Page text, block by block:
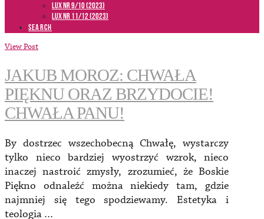
LUX NR 9/10 (2023)
LUX NR 11/12 (2023)
SEARCH
View Post
JAKUB MOROZ: CHWAŁA
PIĘKNU ORAZ BRZYDOCIE!
CHWAŁA PANU!
By dostrzec wszechobecną Chwałę, wystarczy
tylko nieco bardziej wyostrzyć wzrok, nieco
inaczej nastroić zmysły, zrozumieć, że Boskie
Piękno odnaleźć można niekiedy tam, gdzie
najmniej się tego spodziewamy. Estetyka i
teologia …